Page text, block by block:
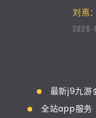
刘焉
2026-
最新j9九游
全站app服务